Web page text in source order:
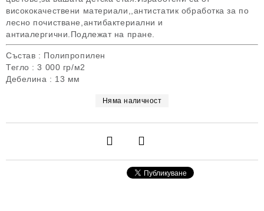
висококачествени материали,,антистатик обработка за по
лесно почистване,антибактериални и
антиалергични.Подлежат на пране.
Състав : Полипропилен
Тегло : 3 000 гр/м2
Дебелина : 13 мм
Няма наличност